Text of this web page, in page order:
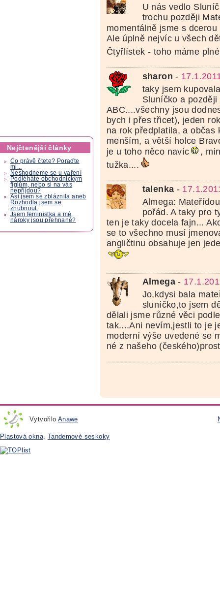
Nejčtenější články
Co právě čtete? Poraďte
mi...
Neshodneme se u vaření
Podléháte obchodnickým
fíglům, nebo si na vás
nepřijdou?
Asi jsem se zbláznila aneb
Rozhodla jsem se
zhubnout.
Jsem feministka a mé
nároky jsou přehnané?
U nás vedlo
trochu později
momentálně jsme s
Ale úplně nejvíc u všech
Čtyřlístek - toho máme
sharon -
taky jsem
Sluníčko a později
ABC....všechny jsou
bych i přes třicet), jeden
na rok předplatila, a občas
menším, a větší holce
je u toho něco navíc
,
tužka....
talenka -
Almega:
pořád. A taky pro
ten je taky docela fajn...
se to všechno musí
angličtinu obsahuje jen
Almega-
Jo,kdysi bala
sluníčko,to jsem
dělali jsme různé věci
tak....Ani nevím,jestli to je
moderní výše uvedené se
né z našeho
Vytvořilo Anawe
Plastová okna, Tandemové seskoky